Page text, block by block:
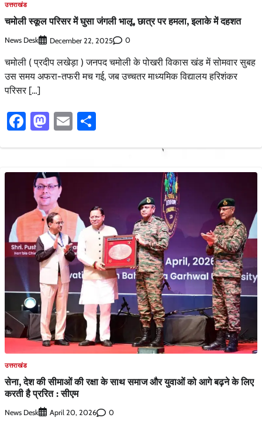
उत्तराखंड
चमोली स्कूल परिसर में घुसा जंगली भालू, छात्र पर हमला, इलाके में दहशत
News Desk December 22, 2025 0
चमोली ( प्रदीप लखेड़ा ) जनपद चमोली के पोखरी विकास खंड में सोमवार सुबह
उस समय अफरा-तफरी मच गई, जब उच्चतर माध्यमिक विद्यालय हरिशंकर
परिसर […]
Facebook
Mastodon
Email
उत्तराखंड
सेना, देश की सीमाओं की रक्षा के साथ समाज और युवाओं को आगे बढ़ने के लिए
करती है प्ररित : सीएम
News Desk April 20, 2026 0